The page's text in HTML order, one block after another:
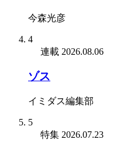
今森光彦
4
連載 2026.08.06
ゾス
イミダス編集部
5
特集 2026.07.23